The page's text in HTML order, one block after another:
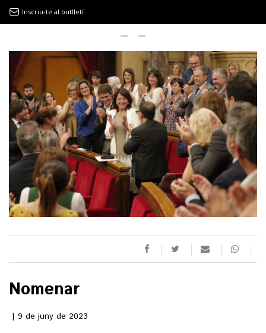
9MAGAZÍN
EL CLÀSSIC | ALBERT PLA
“LA VIDA ÉS COM LA MAR: SEMPRE BUSCA L’EQUILIBRI”
NOVETATS DISCOGRÀFIQUES
EL CLÀSSIC | ELS 3 TAMBORS
TEMÀTIQUES
()
Inscriu-te al butlletí
Nomenar
9 de juny de 2023